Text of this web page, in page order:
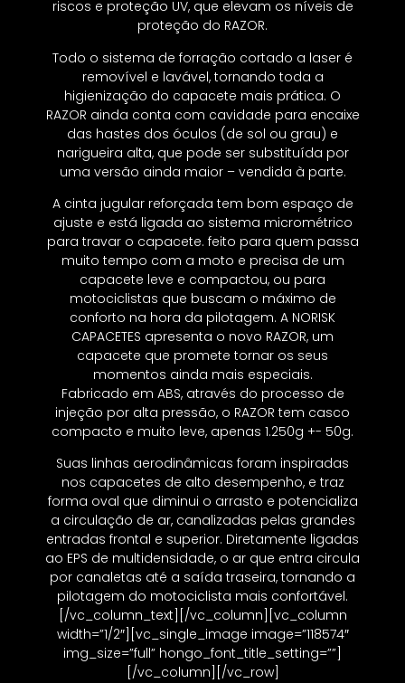
riscos e proteção UV, que elevam os níveis de
proteção do RAZOR.
Todo o sistema de forração cortado a laser é
removível e lavável, tornando toda a
higienização do capacete mais prática. O
RAZOR ainda conta com cavidade para encaixe
das hastes dos óculos (de sol ou grau) e
narigueira alta, que pode ser substituída por
uma versão ainda maior – vendida à parte.
A cinta jugular reforçada tem bom espaço de
ajuste e está ligada ao sistema micrométrico
para travar o capacete. feito para quem passa
muito tempo com a moto e precisa de um
capacete leve e compactou, ou para
motociclistas que buscam o máximo de
conforto na hora da pilotagem. A NORISK
CAPACETES apresenta o novo RAZOR, um
capacete que promete tornar os seus
momentos ainda mais especiais.
Fabricado em ABS, através do processo de
injeção por alta pressão, o RAZOR tem casco
compacto e muito leve, apenas 1.250g +- 50g.
Suas linhas aerodinâmicas foram inspiradas
nos capacetes de alto desempenho, e traz
forma oval que diminui o arrasto e potencializa
a circulação de ar, canalizadas pelas grandes
entradas frontal e superior. Diretamente ligadas
ao EPS de multidensidade, o ar que entra circula
por canaletas até a saída traseira, tornando a
pilotagem do motociclista mais confortável.
[/vc_column_text][/vc_column][vc_column
width=”1/2″][vc_single_image image=”118574″
img_size=”full” hongo_font_title_setting=””]
[/vc_column][/vc_row]